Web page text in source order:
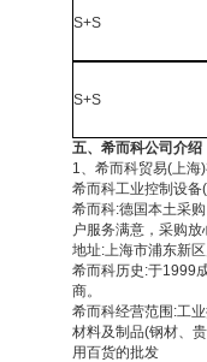
S+S
S+S
五、希而科公司介绍
1、希而科贸易(上海
希而科工业控制设备
希而科:德国本土采
户服务满意，采购放
地址:上海市浦东新
希而科历史:于1999
商。
希而科经营范围:工
材料及制品(钢材、
用百货的批发